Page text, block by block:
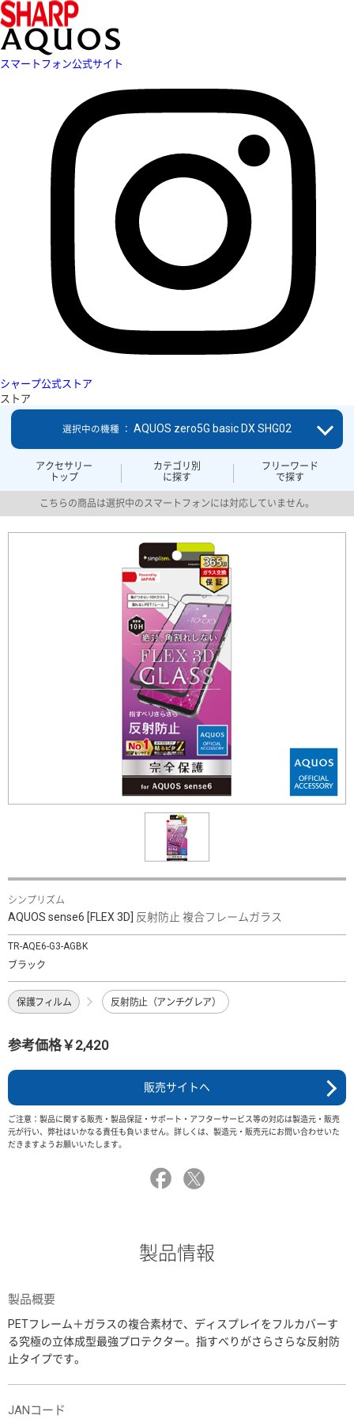
スマートフォン公式サイト
シャープ公式ストア
ストア
アクセサリー
トップ
カテゴリ別
に探す
フリーワード
で探す
選択中の機種 ： AQUOS zero5G basic DX SHG02
こちらの商品は選択中のスマートフォンには対応していません。
シンプリズム
AQUOS sense6 [FLEX 3D] 反射防止 複合フレームガラス
TR-AQE6-G3-AGBK
ブラック
保護フィルム 反射防止（アンチグレア）
参考価格￥2,420
販売サイトへ
ご注意：製品に関する販売・製品保証・サポート・アフターサービス等の対応は製造元・販売
元が行い、弊社はいかなる責任も負いません。詳しくは、製造元・販売元にお問い合わせいた
だきますようお願いいたします。
製品情報
製品概要
PETフレーム＋ガラスの複合素材で、ディスプレイをフルカバーす
る究極の立体成型最強プロテクター。指すべりがさらさらな反射防
止タイプです。
JANコード